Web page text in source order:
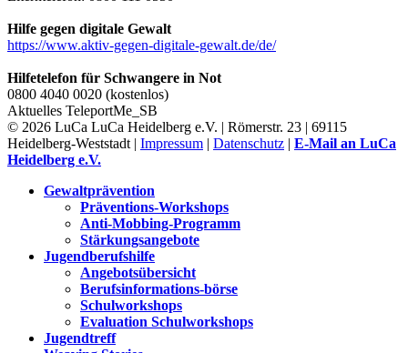
Hilfe gegen digitale Gewalt
https://www.aktiv-gegen-digitale-gewalt.de/de/
Hilfetelefon für Schwangere in Not
0800 4040 0020 (kostenlos)
Aktuelles TeleportMe_SB
© 2026 LuCa LuCa Heidelberg e.V. | Römerstr. 23 | 69115
Heidelberg-Weststadt | Impressum | Datenschutz | E-Mail an LuCa
Heidelberg e.V.
Gewaltprävention
Präventions-Workshops
Anti-Mobbing-Programm
Stärkungsangebote
Jugendberufshilfe
Angebotsübersicht
Berufsinformations-börse
Schulworkshops
Evaluation Schulworkshops
Jugendtreff